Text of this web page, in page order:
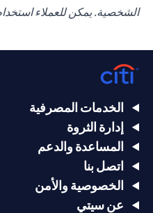
الشخصية. يمكن للعملاء
الخدمات المصرفية
إدارة الثروة
المساعدة والدعم
اتصل بنا
الخصوصية والأمن
عن سيتي